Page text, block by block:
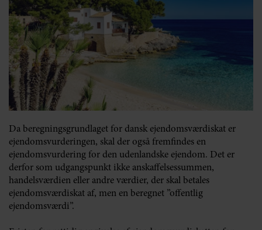
Da beregningsgrundlaget for dansk ejendomsværdiskat er
ejendomsvurderingen, skal der også fremfindes en
ejendomsvurdering for den udenlandske ejendom. Det er
derfor som udgangspunkt ikke anskaffelsessummen,
handelsværdien eller andre værdier, der skal betales
ejendomsværdiskat af, men en beregnet ”offentlig
ejendomsværdi”.